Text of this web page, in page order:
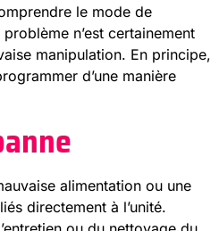
le mode de
n’est certainement
manipulation. En principe,
d’une manière
alimentation ou une
directement à l’unité.